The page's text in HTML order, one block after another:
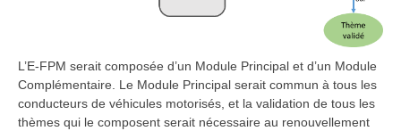
L’E-FPM serait composée d’un Module Principal et d’un Module
Complémentaire. Le Module Principal serait commun à tous les
conducteurs de véhicules motorisés, et la validation de tous les
thèmes qui le composent serait nécessaire au renouvellement